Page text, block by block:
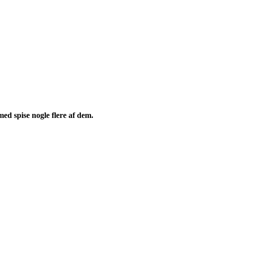
spise nogle flere af dem.